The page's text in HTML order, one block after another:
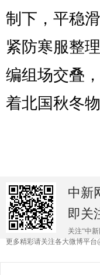
制下，平稳
紧防寒服整
编组场交叠
着北国秋冬
中新
即关
关注“中
更多精彩请关注各大微博平台